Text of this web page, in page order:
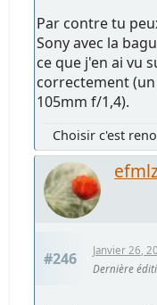
Par contre tu
Sony avec la
ce que j'en ai vu
correctement
105mm f/1,4).
Choisir c'est
#246
Janvier 26,
Dernière